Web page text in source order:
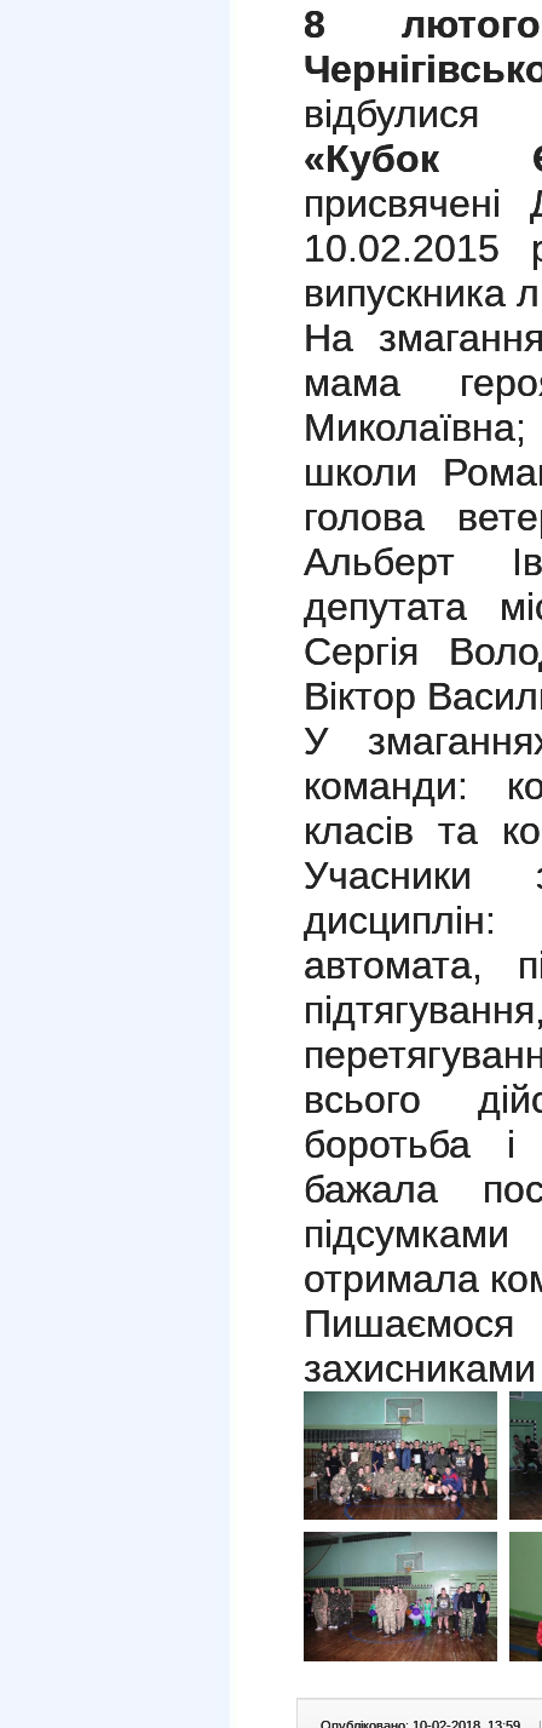
8
відбулися
«Кубок
присвячені
випускника
На
мама
школи
голова
Альберт
депутата
Сергія
Віктор
У
команди:
класів та
Учасники
дисциплін:
автомата,
всього
боротьба
бажала
отримала